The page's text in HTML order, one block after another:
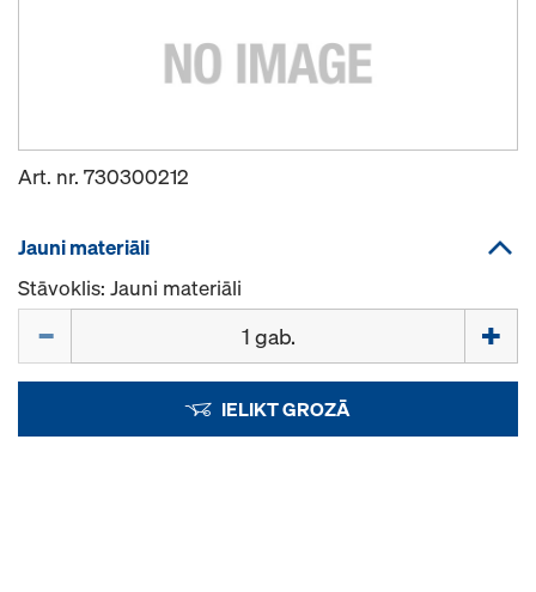
Art. nr. 730300212
Jauni materiāli
Stāvoklis: Jauni materiāli
IELIKT GROZĀ